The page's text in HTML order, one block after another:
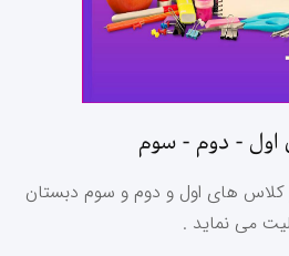
اول - دوم - سوم
های اول و دوم و سوم دبستان
می نماید .